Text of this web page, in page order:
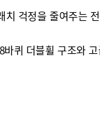
치 걱정을 줄여주는
퀴 더블휠 구조와